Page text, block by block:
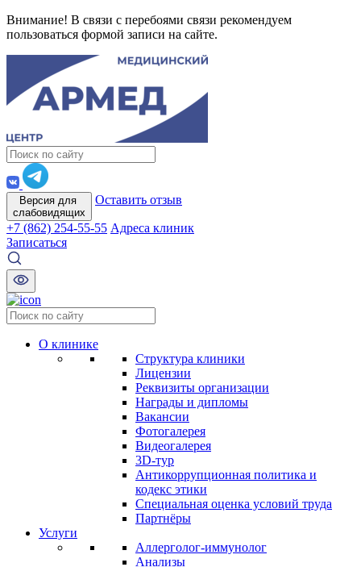
Внимание! В связи с перебоями связи рекомендуем
пользоваться формой записи на сайте.
Версия для
слабовидящих
Оставить отзыв
+7 (862) 254-55-55 Адреса клиник
Записаться
О клинике
Структура клиники
Лицензии
Реквизиты организации
Награды и дипломы
Вакансии
Фотогалерея
Видеогалерея
3D-тур
Антикоррупционная политика и
кодекс этики
Специальная оценка условий труда
Партнёры
Услуги
Аллерголог-иммунолог
Анализы